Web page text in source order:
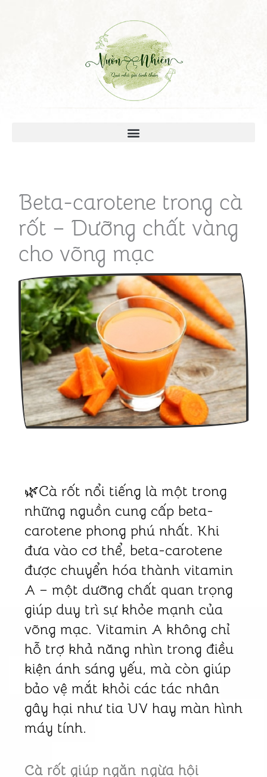
Beta-carotene trong cà
rốt – Dưỡng chất vàng
cho võng mạc
🌿Cà rốt nổi tiếng là một trong
những nguồn cung cấp beta-
carotene phong phú nhất. Khi
đưa vào cơ thể, beta-carotene
được chuyển hóa thành vitamin
A – một dưỡng chất quan trọng
giúp duy trì sự khỏe mạnh của
võng mạc. Vitamin A không chỉ
hỗ trợ khả năng nhìn trong điều
kiện ánh sáng yếu, mà còn giúp
bảo vệ mắt khỏi các tác nhân
gây hại như tia UV hay màn hình
máy tính.
Cà rốt giúp ngăn ngừa hội